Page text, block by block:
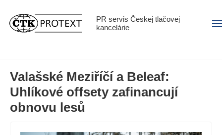
PR servis Českej tlačovej
kancelárie
Valašské Meziříčí a Beleaf:
Uhlíkové offsety zafinancují
obnovu lesů